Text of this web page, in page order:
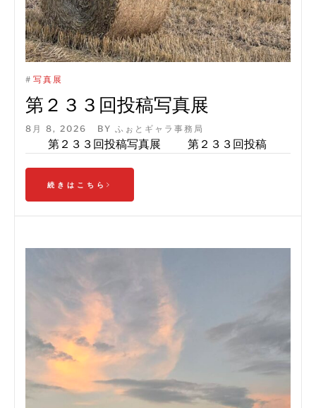
# 写真展
第２３３回投稿写真展
8月 8, 2026 BY ふぉとギャラ事務局
第２３３回投稿写真展 第２３３回投稿
続きはこちら